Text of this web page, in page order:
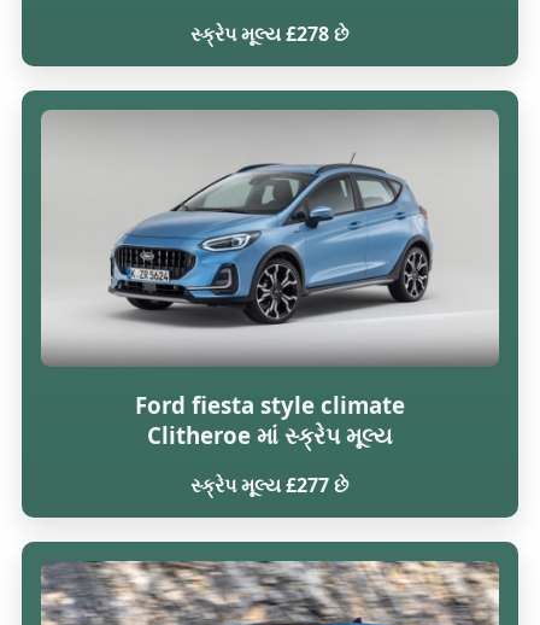
સ્ક્રેપ મૂલ્ય £278 છે
Ford fiesta style climate
Clitheroe માં સ્ક્રેપ મૂલ્ય
સ્ક્રેપ મૂલ્ય £277 છે